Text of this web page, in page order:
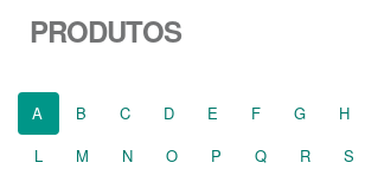
PRODUTOS
A B C D E F G H
L
M N O P Q R S